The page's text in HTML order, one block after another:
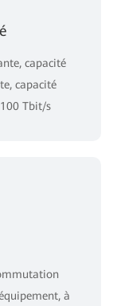
capacité
capacité
Tbit/s
à